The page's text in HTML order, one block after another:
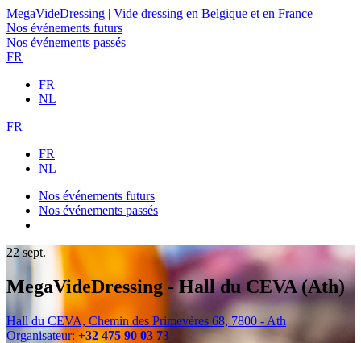
MegaVideDressing | Vide dressing en Belgique et en France
Nos événements futurs
Nos événements passés
FR
FR
NL
FR
FR
NL
Nos événements futurs
Nos événements passés
22 sept.
MegaVideDressing - Hall du CEVA (Ath)
Hall du CEVA, Chemin des Primevères 68, 7800 - Ath
Organisateur: +32 475 90 03 73